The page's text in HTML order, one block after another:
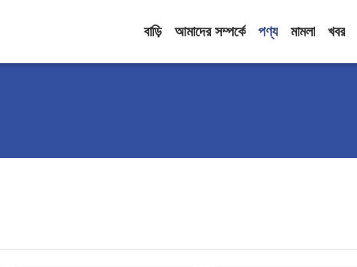
বাড়ি আমাদের সম্পর্কে পণ্য মামলা খবর